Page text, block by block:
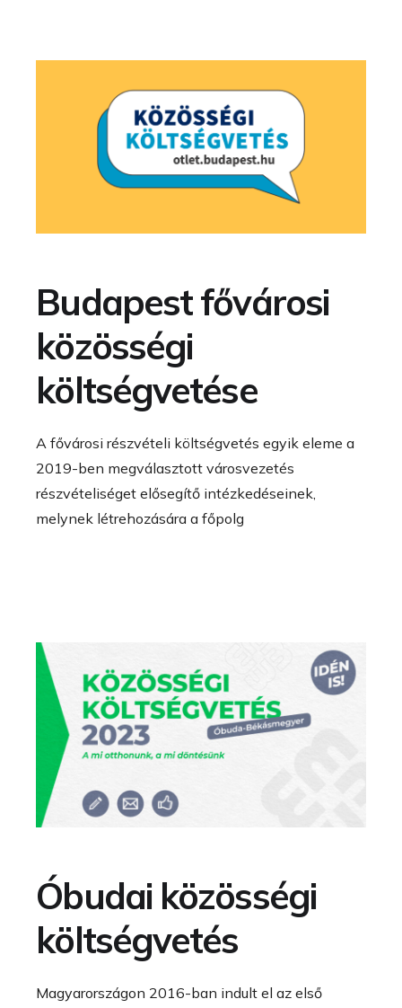
Budapest fővárosi
közösségi
költségvetése
A fővárosi részvételi költségvetés egyik eleme a
2019-ben megválasztott városvezetés
részvételiséget elősegítő intézkedéseinek,
melynek létrehozására a főpolg
Óbudai közösségi
költségvetés
Magyarországon 2016-ban indult el az első